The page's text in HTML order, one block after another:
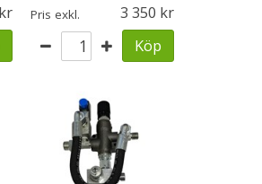
Pris exkl.
3 350
Köp